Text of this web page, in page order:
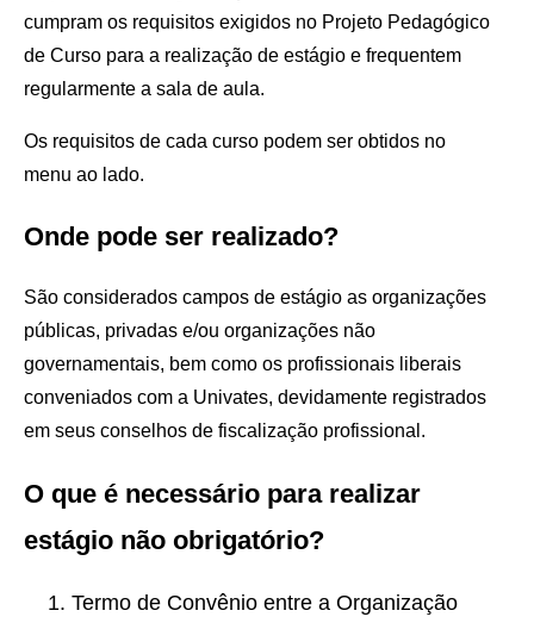
cumpram os requisitos exigidos no Projeto Pedagógico
de Curso para a realização de estágio e frequentem
regularmente a sala de aula.
Os requisitos de cada curso podem ser obtidos no
menu ao lado.
Onde pode ser realizado?
São considerados campos de estágio as organizações
públicas, privadas e/ou organizações não
governamentais, bem como os profissionais liberais
conveniados com a Univates, devidamente registrados
em seus conselhos de fiscalização profissional.
O que é necessário para realizar
estágio não obrigatório?
Termo de Convênio entre a Organização